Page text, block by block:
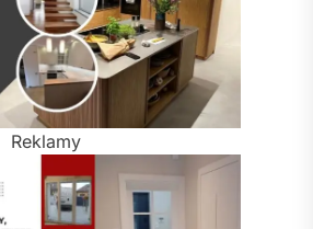
Reklamy